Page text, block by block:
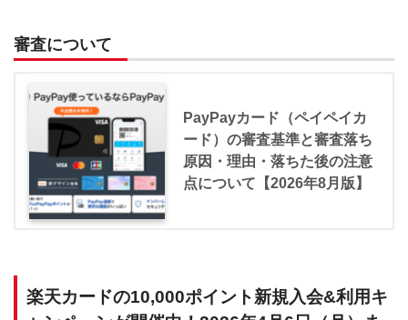
審査について
PayPayカード（ペイペイカ
ード）の審査基準と審査落ち
原因・理由・落ちた後の注意
点について【2026年8月版】
楽天カードの10,000ポイント新規入会&利用キ